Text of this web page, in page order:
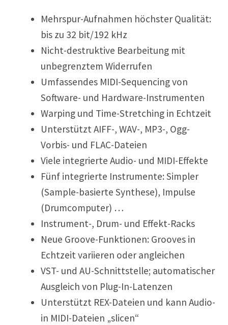
Mehrspur-Aufnahmen höchster Qualität:
bis zu 32 bit/192 kHz
Nicht-destruktive Bearbeitung mit
unbegrenztem Widerrufen
Umfassendes MIDI-Sequencing von
Software- und Hardware-Instrumenten
Warping und Time-Stretching in Echtzeit
Unterstützt AIFF-, WAV-, MP3-, Ogg-
Vorbis- und FLAC-Dateien
Viele integrierte Audio- und MIDI-Effekte
Fünf integrierte Instrumente: Simpler
(Sample-basierte Synthese), Impulse
(Drumcomputer) …
Instrument-, Drum- und Effekt-Racks
Neue Groove-Funktionen: Grooves in
Echtzeit variieren oder angleichen
VST- und AU-Schnittstelle; automatischer
Ausgleich von Plug-In-Latenzen
Unterstützt REX-Dateien und kann Audio-
in MIDI-Dateien „slicen“